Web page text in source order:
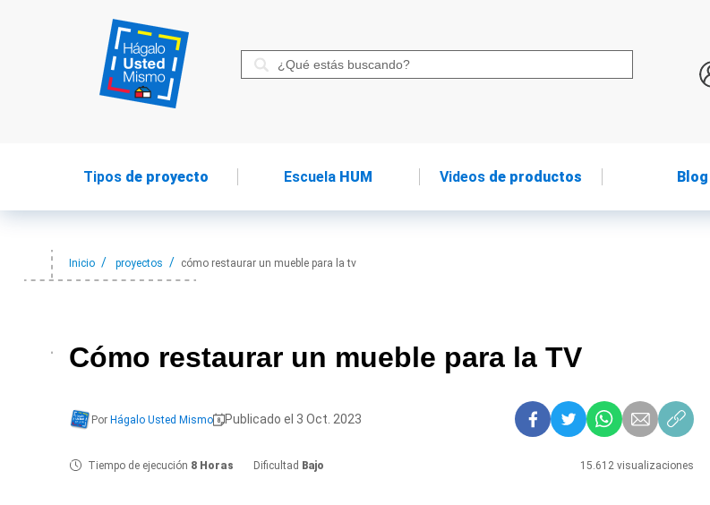
Tipos de proyecto Escuela HUM Videosde productos Blog
Inicio proyectos cómo restaurar un mueble para la tv
Cómo restaurar un mueble para la TV
Por Hágalo Usted Mismo Publicado el 3 Oct. 2023
Tiempo de ejecución 8 Horas Dificultad Bajo 15.612 visualizaciones